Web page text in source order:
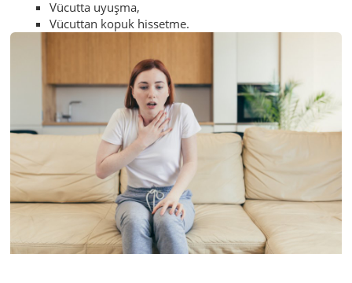
Vücutta uyuşma,
Vücuttan kopuk hissetme.